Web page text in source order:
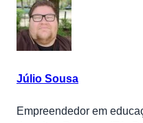
Júlio Sousa
Empreendedor em